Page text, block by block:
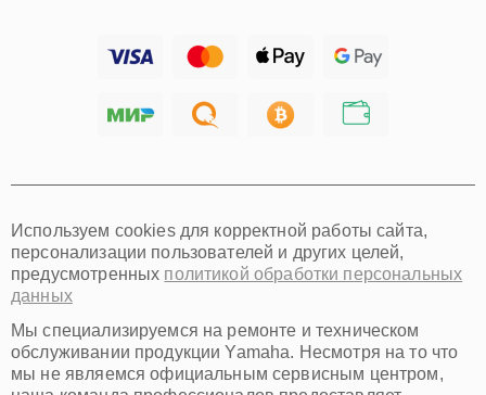
Хабаровск
Омск
Красноярск
Пермь
Ульяновск
Киров
Архангельск
Астрахань
Используем cookies для корректной работы сайта,
персонализации пользователей и других целей,
предусмотренных политикой обработки персональных
данных
Мы специализируемся на ремонте и техническом
обслуживании продукции Yamaha. Несмотря на то что
мы не являемся официальным сервисным центром,